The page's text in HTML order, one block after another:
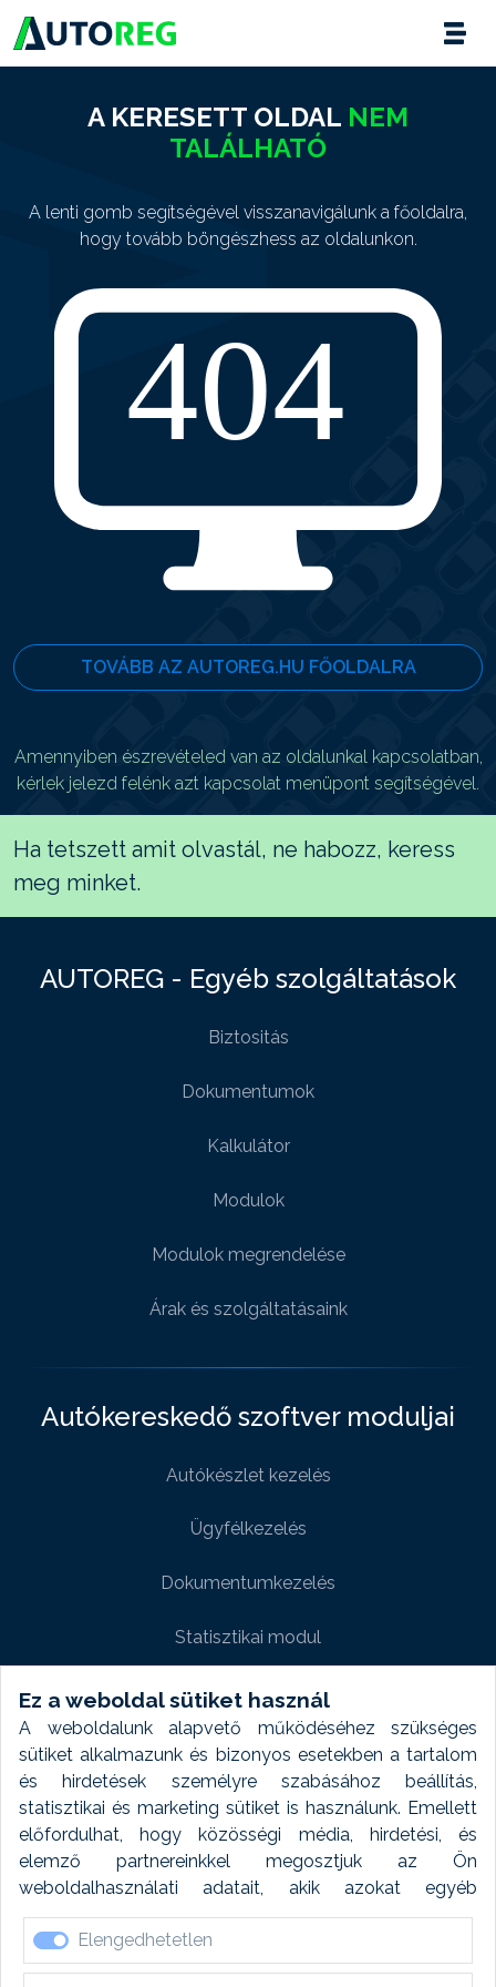
Ez a weboldal sütiket használ
A weboldalunk alapvető működéséhez szükséges
sütiket alkalmazunk és bizonyos esetekben a tartalom
és hirdetések személyre szabásához beállítás,
statisztikai és marketing sütiket is használunk. Emellett
előfordulhat, hogy közösségi média, hirdetési, és
elemző partnereinkkel megosztjuk az Ön
weboldalhasználati adatait, akik azokat egyéb
forrásokból gyűjtött adatokkal kombinálhatják. A sütik
elfogadásával kapcsolatosan naplózást végzünk és
ezen adatokat 6 hónap után automatikusan töröljük. A
Elengedhetetlen
A KERESETT OLDAL NEM
TALÁLHATÓ
A lenti gomb segítségével visszanavigálunk a főoldalra,
hogy tovább böngészhess az oldalunkon.
TOVÁBB AZ AUTOREG.HU FŐOLDALRA
Amennyiben észrevételed van az oldalunkal kapcsolatban,
kérlek jelezd felénk azt kapcsolat menüpont segítségével.
Ha tetszett amit olvastál, ne habozz, keress
meg minket.
AUTOREG - Egyéb szolgáltatások
Biztositás
Dokumentumok
Kalkulátor
Modulok
Modulok megrendelése
Árak és szolgáltatásaink
Autókereskedő szoftver moduljai
Autókészlet kezelés
Ügyfélkezelés
Dokumentumkezelés
Statisztikai modul
Weboldal modul
Fényképtár extra modul
Autómosó modul
Feladatütemezés